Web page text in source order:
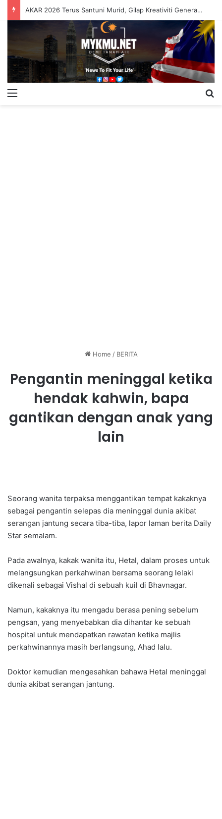
AKAR 2026 Terus Santuni Murid, Gilap Kreativiti Generasi Muda
Home / BERITA
Pengantin meninggal ketika
hendak kahwin, bapa
gantikan dengan anak yang
lain
Seorang wanita terpaksa menggantikan tempat kakaknya
sebagai pengantin selepas dia meninggal dunia akibat
serangan jantung secara tiba-tiba, lapor laman berita Daily
Star semalam.
Pada awalnya, kakak wanita itu, Hetal, dalam proses untuk
melangsungkan perkahwinan bersama seorang lelaki
dikenali sebagai Vishal di sebuah kuil di Bhavnagar.
Namun, kakaknya itu mengadu berasa pening sebelum
pengsan, yang menyebabkan dia dihantar ke sebuah
hospital untuk mendapatkan rawatan ketika majlis
perkahwinannya masih berlangsung, Ahad lalu.
Doktor kemudian mengesahkan bahawa Hetal meninggal
dunia akibat serangan jantung.